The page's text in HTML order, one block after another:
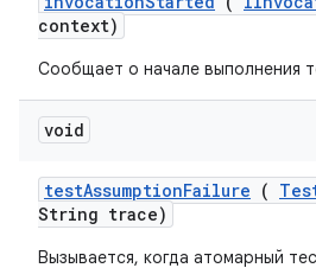
context)
Сообщает о начале выполнения
void
testAssumptionFailure (
String trace)
Вызывается, когда атомарный